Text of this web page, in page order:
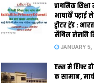
प्राथमिक
भाषाकेँ
ट्वीटर ट्रेंड :
मैथिल लेलनि
JANUARY 5,
एम्स मे शिफ्ट
क सामान,